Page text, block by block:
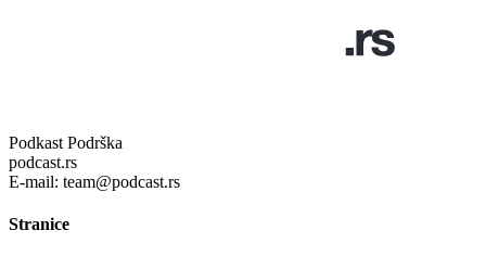
Podkast Podrška
podcast.rs
E-mail: team@podcast.rs
Stranice